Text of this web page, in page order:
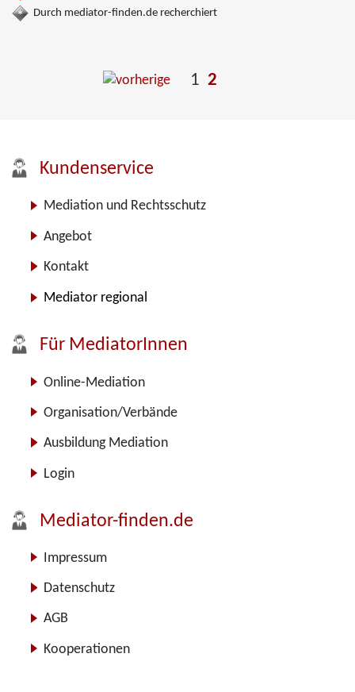
Durch mediator-finden.de recherchiert
1 2
Kundenservice
Mediation und Rechtsschutz
Angebot
Kontakt
Mediator regional
Für MediatorInnen
Online-Mediation
Organisation/Verbände
Ausbildung Mediation
Login
Mediator-finden.de
Impressum
Datenschutz
AGB
Kooperationen